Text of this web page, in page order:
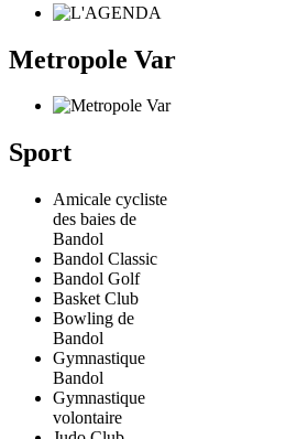
Metropole Var
Sport
Amicale cycliste
des baies de
Bandol
Bandol Classic
Bandol Golf
Basket Club
Bowling de
Bandol
Gymnastique
Bandol
Gymnastique
volontaire